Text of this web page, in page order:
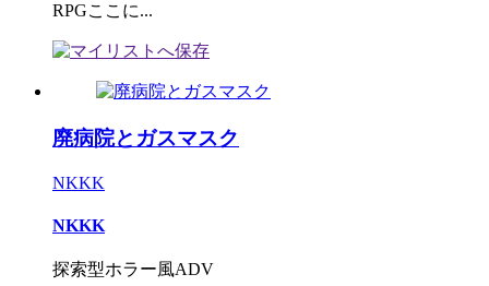
RPGここに...
廃病院とガスマスク
NKKK
NKKK
探索型ホラー風ADV